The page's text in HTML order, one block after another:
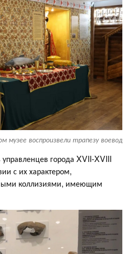
музее воспроизвели трапезу воевод
города XVII-XVIII
с их характером,
коллизиями, имеющим